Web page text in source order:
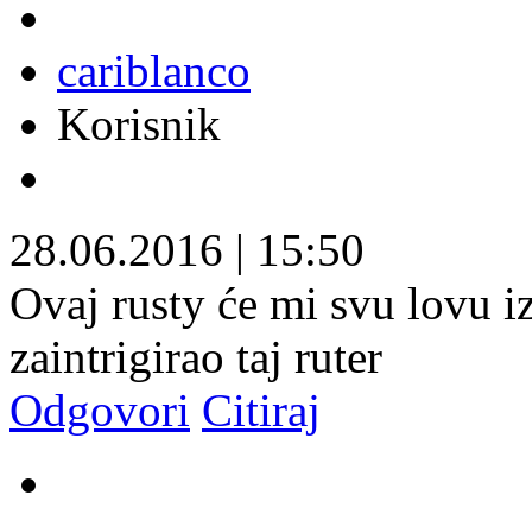
cariblanco
Korisnik
28.06.2016 | 15:50
Ovaj rusty će mi svu lovu
zaintrigirao taj ruter
Odgovori Citiraj